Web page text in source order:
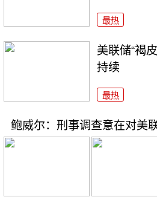
最热
美联储“褐
持续
最热
鲍威尔：刑事调查意在对美